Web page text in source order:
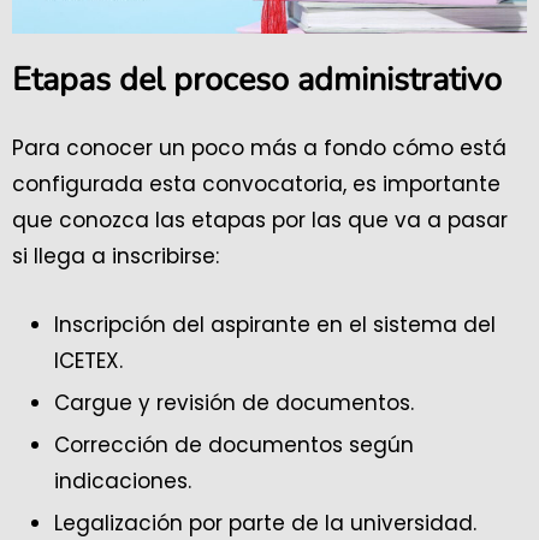
Etapas del proceso administrativo
Para conocer un poco más a fondo cómo está
configurada esta convocatoria, es importante
que conozca las etapas por las que va a pasar
si llega a inscribirse:
Inscripción del aspirante en el sistema del
ICETEX.
Cargue y revisión de documentos.
Corrección de documentos según
indicaciones.
Legalización por parte de la universidad.